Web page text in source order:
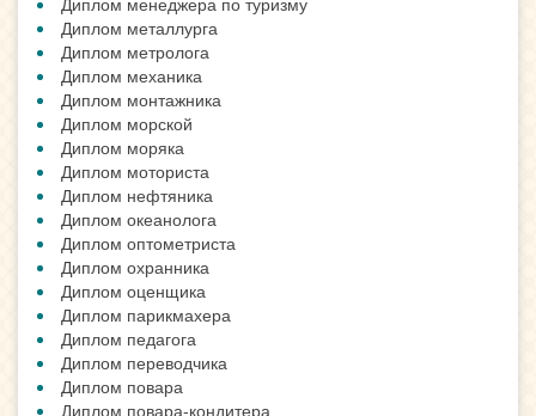
Диплом металлурга
Диплом метролога
Диплом механика
Диплом монтажника
Диплом морской
Диплом моряка
Диплом моториста
Диплом нефтяника
Диплом океанолога
Диплом оптометриста
Диплом охранника
Диплом оценщика
Диплом парикмахера
Диплом педагога
Диплом переводчика
Диплом повара
Диплом повара-кондитера